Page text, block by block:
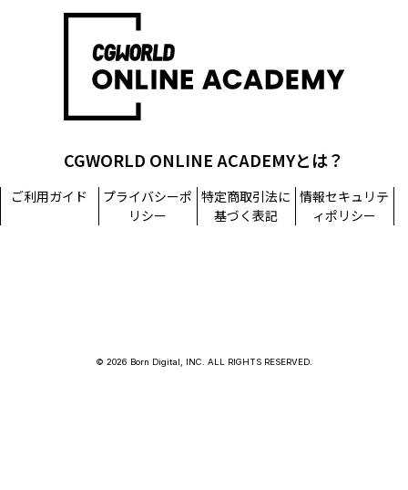
CGWORLD ONLINE ACADEMYとは？
ご利用ガイド
プライバシーポ
リシー
特定商取引法に
基づく表記
情報セキュリテ
ィポリシー
© 2026 Born Digital, INC. ALL RIGHTS RESERVED.